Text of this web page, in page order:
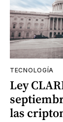
TECNOLOGÍA
Ley
las